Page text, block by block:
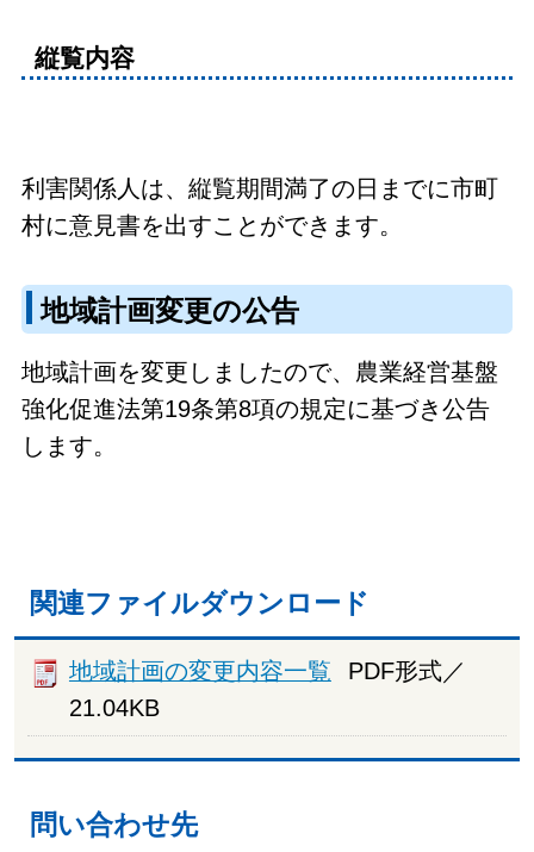
縦覧内容
利害関係人は、縦覧期間満了の日までに市町
村に意見書を出すことができます。
地域計画変更の公告
地域計画を変更しましたので、農業経営基盤
強化促進法第19条第8項の規定に基づき公告
します。
関連ファイルダウンロード
地域計画の変更内容一覧
PDF形式／
21.04KB
問い合わせ先